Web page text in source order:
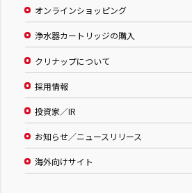
オンラインショッピング
浄水器カートリッジの購入
クリナップについて
採用情報
投資家／IR
お知らせ／ニュースリリース
海外向けサイト